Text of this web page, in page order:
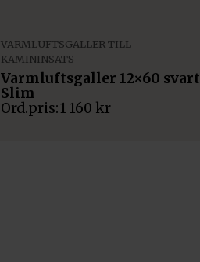
VARMLUFTSGALLER TILL
KAMININSATS
Varmluftsgaller 12×60 svart
Slim
1 160 kr